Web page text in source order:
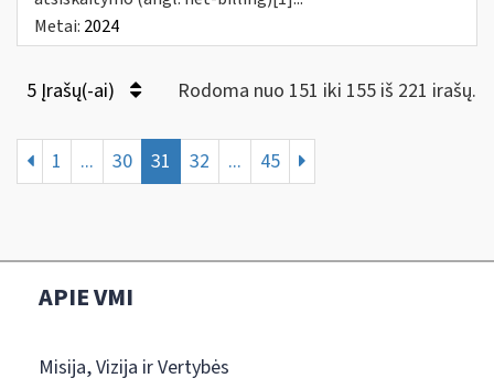
Metai: 2024
5 Įrašų(-ai) Rodoma nuo 151 iki 155 iš 221 irašų.
1 ... 30 31 32 ... 45
APIE VMI
Misija, Vizija ir Vertybės